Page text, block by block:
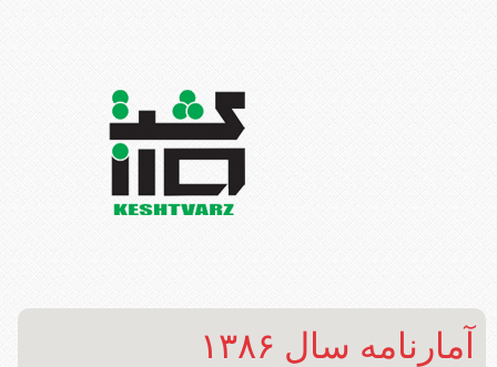
آمارنامه سال ۱۳۸۶